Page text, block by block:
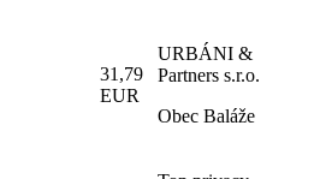
31,79
EUR
URBÁNI &
Partners s.r.o.
Obec Baláže